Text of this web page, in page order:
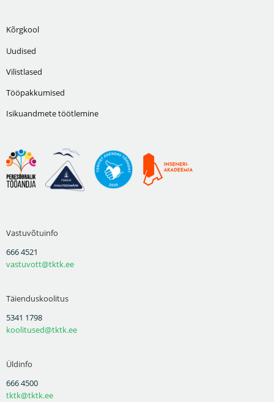
Kõrgkool
Uudised
Vilistlased
Tööpakkumised
Isikuandmete töötlemine
Vastuvõtuinfo
666 4521
vastuvott@tktk.ee
Täienduskoolitus
5341 1798
koolitused@tktk.ee
Üldinfo
666 4500
tktk@tktk.ee